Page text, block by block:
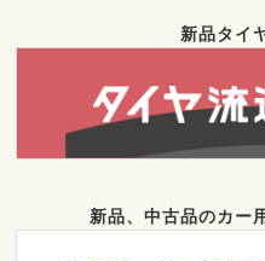
新品タイ
新品、中古品のカー